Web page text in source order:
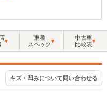
車種
スペック
中古車
比較表
キズ・凹みについて問い合わせる